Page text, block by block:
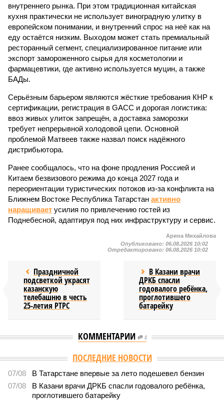
внутреннего рынка. При этом традиционная китайская
кухня практически не использует виноградную улитку в
европейском понимании, и внутренний спрос на неё как на
еду остаётся низким. Выходом может стать премиальный
ресторанный сегмент, специализированное питание или
экспорт замороженного сырья для косметологии и
фармацевтики, где активно используется муцин, а также
БАДы.
Серьёзным барьером являются жёсткие требования КНР к
сертификации, регистрация в GACC и дорогая логистика:
ввоз живых улиток запрещён, а доставка заморозки
требует непрерывной холодовой цепи. Основной
проблемой Матвеев также назвал поиск надёжного
дистрибьютора.
Ранее сообщалось, что на фоне продления Россией и
Китаем безвизового режима до конца 2027 года и
переориентации туристических потоков из-за конфликта на
Ближнем Востоке Республика Татарстан активно
наращивает усилия по привлечению гостей из
Поднебесной, адаптируя под них инфраструктуру и сервис.
Арина Михайлова
Опубликовано: 06.08.2026 10:02
Отредактировано: 06.08.2026 10:02
Праздничной
подсветкой украсят
казанскую
телебашню в честь
25-летия РТРС
В Казани врачи
ДРКБ спасли
годовалого ребёнка,
проглотившего
батарейку
КОММЕНТАРИИ 0
Версия //Общество //
В Татарстане планируют адаптировать сервисы
для увеличения турпотока из Китая
Культура и маршруты